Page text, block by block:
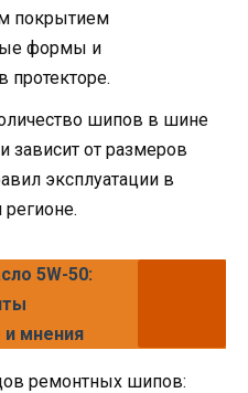
покрытием
формы и
шипов в шине
зависит от размеров
эксплуатации в
регионе.
5W-50:
и мнения
ремонтных шипов: